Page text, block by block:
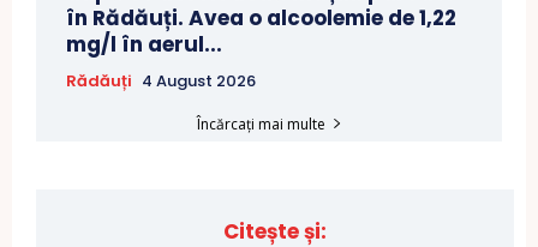
în Rădăuți. Avea o alcoolemie de 1,22
mg/l în aerul...
Rădăuți 4 August 2026
Încărcați mai multe
Citește și: